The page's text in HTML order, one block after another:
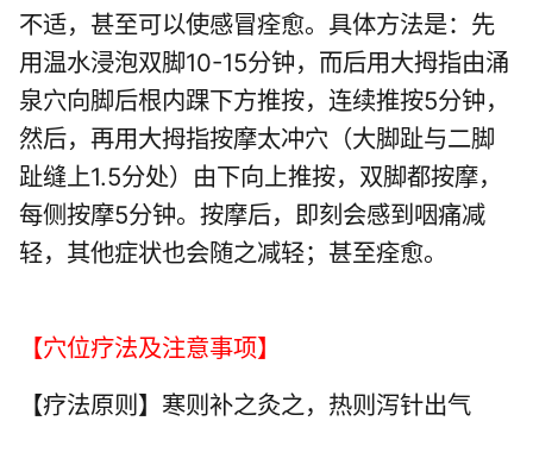
不适，甚至可以使感冒痊愈。具体方法是：先
用温水浸泡双脚10-15分钟，而后用大拇指由涌
泉穴向脚后根内踝下方推按，连续推按5分钟，
然后，再用大拇指按摩太冲穴（大脚趾与二脚
趾缝上1.5分处）由下向上推按，双脚都按摩，
每侧按摩5分钟。按摩后，即刻会感到咽痛减
轻，其他症状也会随之减轻；甚至痊愈。
【穴位疗法及注意事项】
【疗法原则】寒则补之灸之，热则泻针出气